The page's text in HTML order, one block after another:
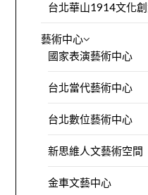
台北華山1914文化
藝術中心
國家表演藝術中心
台北當代藝術中心
台北數位藝術中心
新思維人文藝術空間
金車文藝中心